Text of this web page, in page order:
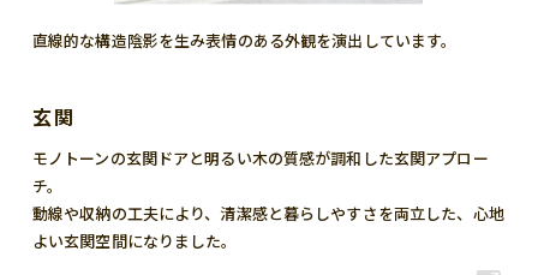
直線的な構造陰影を生み表情のある外観を演出しています。
玄関
モノトーンの玄関ドアと明るい木の質感が調和した玄関アプロー
チ。
動線や収納の工夫により、清潔感と暮らしやすさを両立した、心地
よい玄関空間になりました。